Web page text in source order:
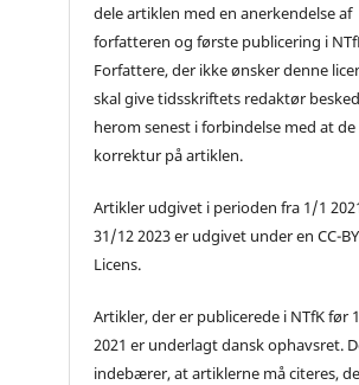
dele artiklen med en anerkendelse af
forfatteren og første publicering i
Forfattere, der ikke ønsker denne
skal give tidsskriftets redaktør besked
herom senest i forbindelse med at
korrektur på artiklen.
Artikler udgivet i perioden fra 1/1
31/12 2023 er udgivet under en CC-
Licens.
Artikler, der er publicerede i NTfK før
2021 er underlagt dansk ophavsret.
indebærer, at artiklerne må citeres,